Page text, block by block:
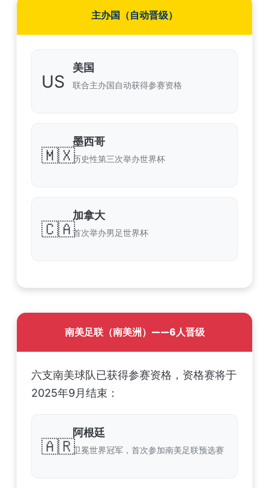
主办国（自动晋级）
US
美国
联合主办国自动获得参赛资格
🇲🇽
墨西哥
历史性第三次举办世界杯
🇨🇦
加拿大
首次举办男足世界杯
南美足联（南美洲）——6人晋级
六支南美球队已获得参赛资格，资格赛将于
2025年9月结束：
🇦🇷
阿根廷
卫冕世界冠军，首次参加南美足联预选赛